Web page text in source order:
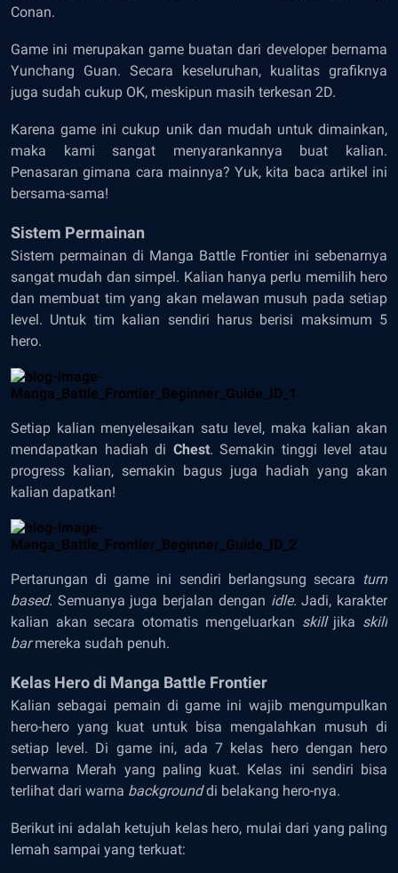
Conan.
Game ini merupakan game buatan dari developer bernama
Yunchang Guan. Secara keseluruhan, kualitas grafiknya
juga sudah cukup OK, meskipun masih terkesan 2D.
Karena game ini cukup unik dan mudah untuk dimainkan,
maka kami sangat menyarankannya buat kalian.
Penasaran gimana cara mainnya? Yuk, kita baca artikel ini
bersama-sama!
Sistem Permainan
Sistem permainan di Manga Battle Frontier ini sebenarnya
sangat mudah dan simpel. Kalian hanya perlu memilih hero
dan membuat tim yang akan melawan musuh pada setiap
level. Untuk tim kalian sendiri harus berisi maksimum 5
hero.
Setiap kalian menyelesaikan satu level, maka kalian akan
mendapatkan hadiah di Chest. Semakin tinggi level atau
progress kalian, semakin bagus juga hadiah yang akan
kalian dapatkan!
Pertarungan di game ini sendiri berlangsung secara turn
based. Semuanya juga berjalan dengan idle.Jadi, karakter
kalian akan secara otomatis mengeluarkan skill jika skill
barmereka sudah penuh.
Kelas Hero di Manga Battle Frontier
Kalian sebagai pemain di game ini wajib mengumpulkan
hero-hero yang kuat untuk bisa mengalahkan musuh di
setiap level. Di game ini, ada 7 kelas hero dengan hero
berwarna Merah yang paling kuat. Kelas ini sendiri bisa
terlihat dari warna backgrounddi belakang hero-nya.
Berikut ini adalah ketujuh kelas hero, mulai dari yang paling
lemah sampai yang terkuat: